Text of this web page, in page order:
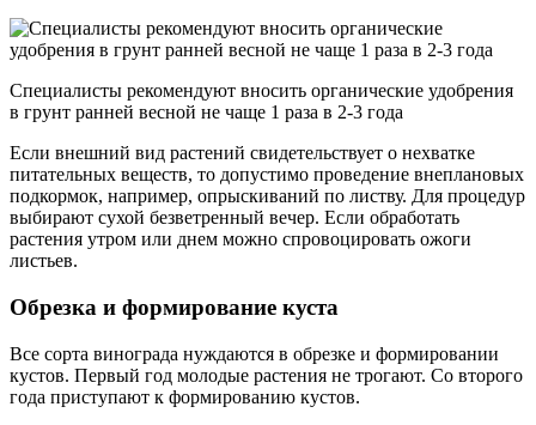
Специалисты рекомендуют вносить органические удобрения
в грунт ранней весной не чаще 1 раза в 2-3 года
Если внешний вид растений свидетельствует о нехватке
питательных веществ, то допустимо проведение внеплановых
подкормок, например, опрыскиваний по листву. Для процедур
выбирают сухой безветренный вечер. Если обработать
растения утром или днем можно спровоцировать ожоги
листьев.
Обрезка и формирование куста
Все сорта винограда нуждаются в обрезке и формировании
кустов. Первый год молодые растения не трогают. Со второго
года приступают к формированию кустов.